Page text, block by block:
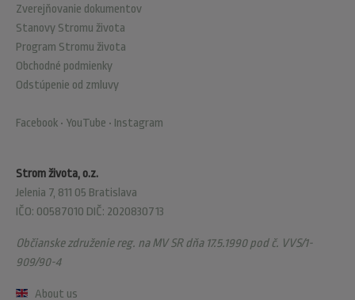
Strom života, o.z.
Jelenia 7, 811 05 Bratislava
IČO: 00587010 DIČ: 2020830713
Občianske združenie reg. na MV SR dňa 17.5.1990 pod č. VVS/1-
909/90-4
About us
Zverejňovanie dokumentov
Stanovy Stromu života
Program Stromu života
Obchodné podmienky
Odstúpenie od zmluvy
Facebook • YouTube • Instagram